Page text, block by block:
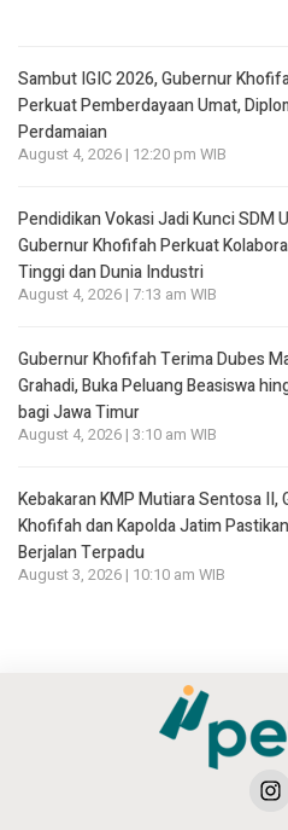
Sambut IGIC 2026, Gubernur
Perkuat Pemberdayaan Umat,
Perdamaian
August 4, 2026 | 12:20 pm WIB
Pendidikan Vokasi Jadi Kunci SDM
Gubernur Khofifah Perkuat
Tinggi dan Dunia Industri
August 4, 2026 | 7:13 am WIB
Gubernur Khofifah Terima Dubes
Grahadi, Buka Peluang Beasiswa
bagi Jawa Timur
August 4, 2026 | 3:10 am WIB
Kebakaran KMP Mutiara Sentosa II,
Khofifah dan Kapolda Jatim
Berjalan Terpadu
August 3, 2026 | 10:10 am WIB